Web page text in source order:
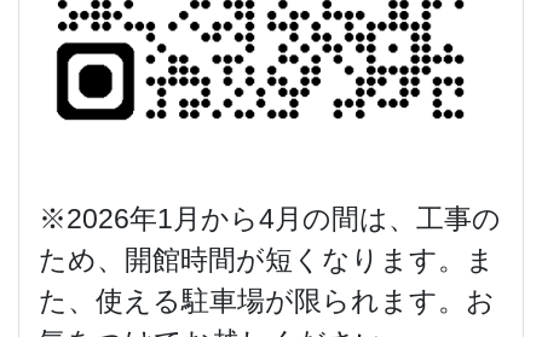
※2026年1月から4月の間は、工事の
ため、開館時間が短くなります。ま
た、使える駐車場が限られます。お